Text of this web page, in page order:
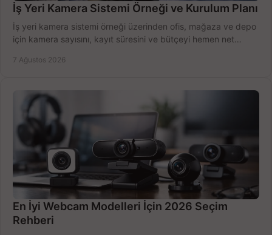
İş Yeri Kamera Sistemi Örneği ve Kurulum Planı
İş yeri kamera sistemi örneği üzerinden ofis, mağaza ve depo
için kamera sayısını, kayıt süresini ve bütçeyi hemen net
7 Ağustos 2026
En İyi Webcam Modelleri İçin 2026 Seçim
Rehberi